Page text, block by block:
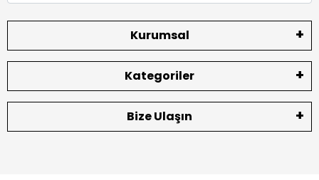
Kurumsal
Kategoriler
Bize Ulaşın